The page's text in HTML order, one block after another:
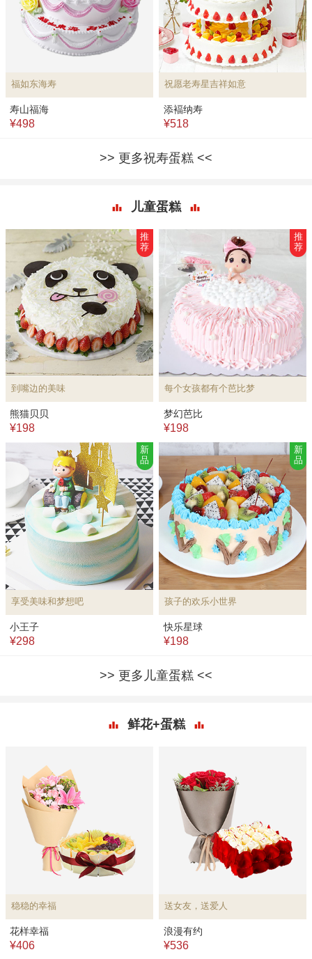
福如东海寿
寿山福海
¥498
祝愿老寿星吉祥如意
添褔纳寿
¥518
更多祝寿蛋糕
儿童蛋糕
到嘴边的美味
推
荐
熊猫贝贝
¥198
每个女孩都有个芭比梦
推
荐
梦幻芭比
¥198
享受美味和梦想吧
新
品
小王子
¥298
孩子的欢乐小世界
新
品
快乐星球
¥198
更多儿童蛋糕
鲜花+蛋糕
稳稳的幸福
花样幸福
¥406
送女友，送爱人
浪漫有约
¥536